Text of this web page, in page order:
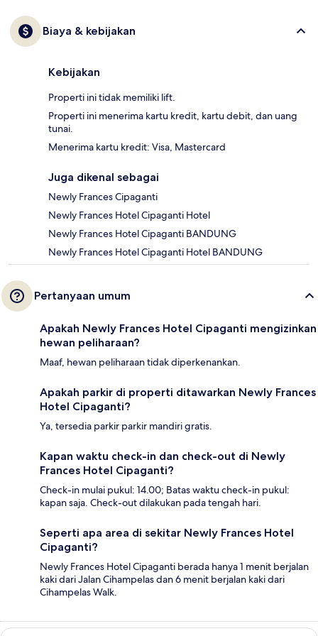
Biaya & kebijakan
Kebijakan
Properti ini tidak memiliki lift.
Properti ini menerima kartu kredit, kartu debit, dan uang
tunai.
Menerima kartu kredit: Visa, Mastercard
Juga dikenal sebagai
Newly Frances Cipaganti
Newly Frances Hotel Cipaganti Hotel
Newly Frances Hotel Cipaganti BANDUNG
Newly Frances Hotel Cipaganti Hotel BANDUNG
Pertanyaan umum
Apakah Newly Frances Hotel Cipaganti mengizinkan
hewan peliharaan?
Maaf, hewan peliharaan tidak diperkenankan.
Apakah parkir di properti ditawarkan Newly Frances
Hotel Cipaganti?
Ya, tersedia parkir parkir mandiri gratis.
Kapan waktu check-in dan check-out di Newly
Frances Hotel Cipaganti?
Check-in mulai pukul: 14.00; Batas waktu check-in pukul:
kapan saja. Check-out dilakukan pada tengah hari.
Seperti apa area di sekitar Newly Frances Hotel
Cipaganti?
Newly Frances Hotel Cipaganti berada hanya 1 menit berjalan
kaki dari Jalan Cihampelas dan 6 menit berjalan kaki dari
Cihampelas Walk.